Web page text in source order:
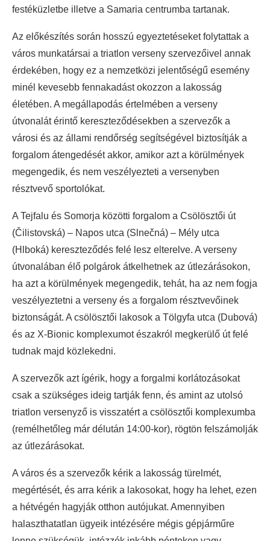
festéküzletbe illetve a Samaria centrumba tartanak.
Az előkészítés során hosszú egyeztetéseket folytattak a
város munkatársai a triatlon verseny szervezőivel annak
érdekében, hogy ez a nemzetközi jelentőségű esemény
minél kevesebb fennakadást okozzon a lakosság
életében. A megállapodás értelmében a verseny
útvonalát érintő kereszteződésekben a szervezők a
városi és az állami rendőrség segítségével biztosítják a
forgalom átengedését akkor, amikor azt a körülmények
megengedik, és nem veszélyezteti a versenyben
résztvevő sportolókat.
A Tejfalu és Somorja közötti forgalom a Csölösztői út
(Čilistovská) – Napos utca (Slnečná) – Mély utca
(Hlboká) kereszteződés felé lesz elterelve. A verseny
útvonalában élő polgárok átkelhetnek az útlezárásokon,
ha azt a körülmények megengedik, tehát, ha az nem fogja
veszélyeztetni a verseny és a forgalom résztvevőinek
biztonságát. A csölösztői lakosok a Tölgyfa utca (Dubová)
és az X-Bionic komplexumot északról megkerülő út felé
tudnak majd közlekedni.
A szervezők azt ígérik, hogy a forgalmi korlátozásokat
csak a szükséges ideig tartják fenn, és amint az utolsó
triatlon versenyző is visszatért a csölösztői komplexumba
(remélhetőleg már délután 14:00-kor), rögtön felszámolják
az útlezárásokat.
A város és a szervezők kérik a lakosság türelmét,
megértését, és arra kérik a lakosokat, hogy ha lehet, ezen
a hétvégén hagyják otthon autójukat. Amennyiben
halaszthatatlan ügyeik intézésére mégis gépjárműre